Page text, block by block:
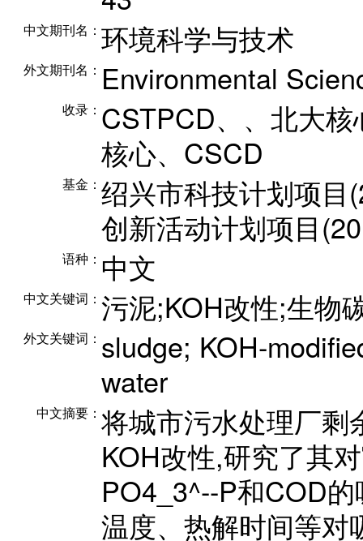
中文期刊名： 环境科学与技术
外文期刊名： Environmental
收录： CSTPCD、、北大
核心、CSCD
基金： 绍兴市科技计划项目
创新活动计划项目
语种： 中文
中文关键词： 污泥;KOH改性;生物
外文关键词： sludge; KOH-
water
中文摘要： 将城市污水处理厂剩
KOH改性,研究了其
PO4_3^--P和COD
温度、热解时间等对